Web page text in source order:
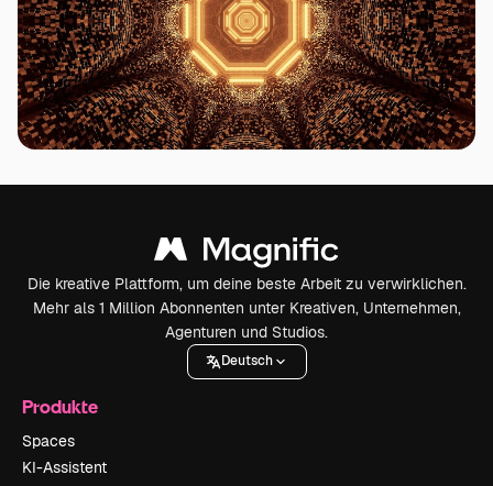
Die kreative Plattform, um deine beste Arbeit zu verwirklichen.
Mehr als 1 Million Abonnenten unter Kreativen, Unternehmen,
Agenturen und Studios.
Deutsch
Produkte
Spaces
KI-Assistent